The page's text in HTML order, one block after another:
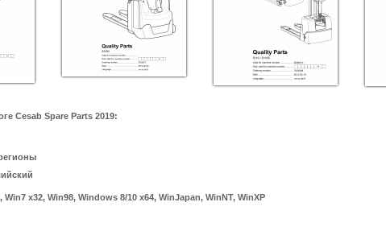
Cesab Spare Parts 2019:
Win7 x32, Win98, Windows 8/10 x64, WinJapan, WinNT, WinXP